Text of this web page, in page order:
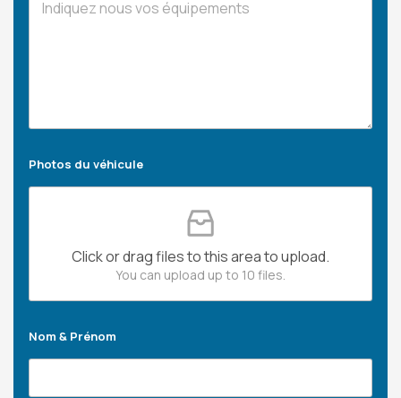
Photos du véhicule
Click or drag files to this area to upload.
You can upload up to 10 files.
Nom & Prénom